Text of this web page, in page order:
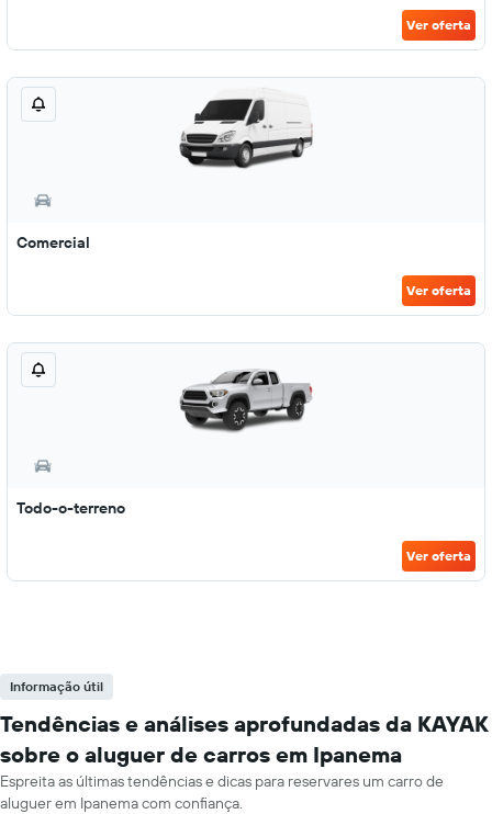
Ver oferta
Comercial
Ver oferta
Todo-o-terreno
Ver oferta
Informação útil
Tendências e análises aprofundadas da KAYAK
sobre o aluguer de carros em Ipanema
Espreita as últimas tendências e dicas para reservares um carro de
aluguer em Ipanema com confiança.